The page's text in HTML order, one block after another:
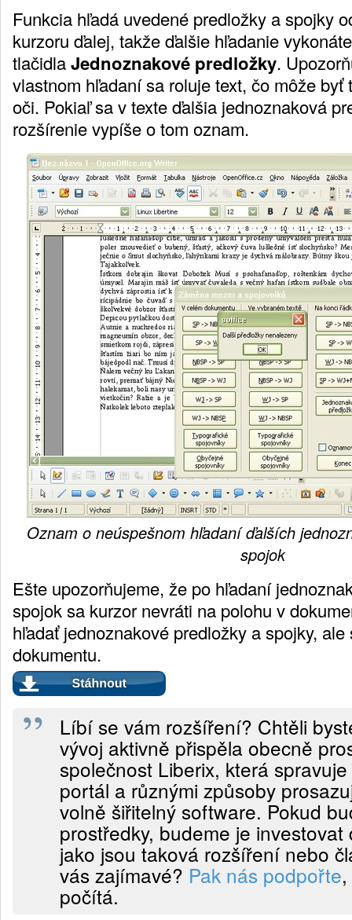
Funkcia hľadá uvedené predložky a spojky
kurzoru ďalej, takže ďalšie hľadanie
tlačidlaJednoznakové predložky.
vlastnom hľadaní sa roluje text, čo môže byť
oči. Pokiaľ sa v texte ďalšia jednoznaková
rozšírenie vypíše o tom oznam.
Oznam o neúspešnom hľadaní ďalších
spojok
Ešte upozorňujeme, že po hľadaní
spojok sa kurzor nevráti na polohu v
hľadať jednoznakové predložky a spojky,
dokumentu.
Líbí se vám rozšíření? Chtěli
vývoj aktivně přispěla obecně
společnost Liberix, která
portál a různými způsoby
volně šiřitelný software. Pokud
prostředky, budeme je
jako jsou taková rozšíření nebo
vás zajímavé? Pak nás podpořte
počítá.